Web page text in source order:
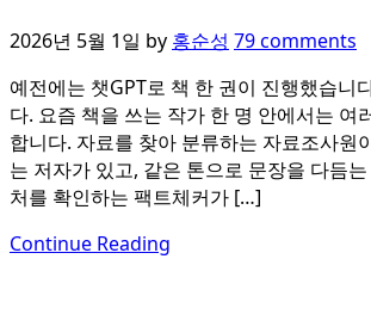
2026년 5월 1일 by 홍순성 79 comments
예전에는 챗GPT로 책 한 권이 진행했습니
다. 요즘 책을 쓰는 작가 한 명 안에서는 여
합니다. 자료를 찾아 분류하는 자료조사원
는 저자가 있고, 같은 톤으로 문장을 다듬
처를 확인하는 팩트체커가 […]
Continue Reading